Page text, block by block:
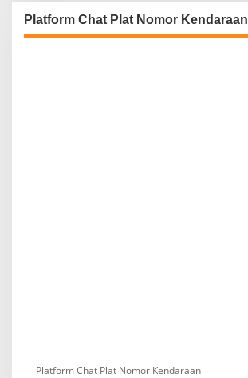
Platform Chat Plat Nomor Kendaraan
Platform Chat Plat Nomor Kendaraan